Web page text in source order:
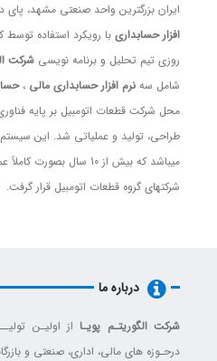
ایران بزرگترین واحد صنعتی مشهد، پای
افزار حسابداری با رویکرد استفاده توسط
روزی تیم تحلیل و برنامه نویسیشرکت
شامل سهنرم افزار حسابداری مالی،
طراحی، تولید و عملیاتی شد. این سیستم
میباشد که بیش از 10 سال
شرکتهای گروه قطعات اتومبیل قرار گرفت.
درباره ما
شرکت الگوریتـم پویـااز اولیـن
درحـوزه های مالی، اداری، صنعتی و